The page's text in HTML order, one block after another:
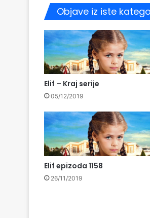
Objave iz iste
Elif – Kraj serije
05/12/2019
Elif epizoda 1158
26/11/2019